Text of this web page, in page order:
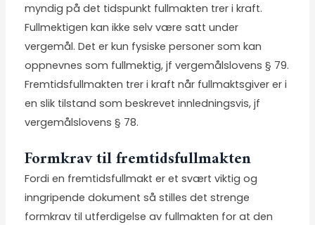
myndig på det tidspunkt fullmakten trer i kraft.
Fullmektigen kan ikke selv være satt under
vergemål. Det er kun fysiske personer som kan
oppnevnes som fullmektig, jf vergemålslovens § 79.
Fremtidsfullmakten trer i kraft når fullmaktsgiver er i
en slik tilstand som beskrevet innledningsvis, jf
vergemålslovens § 78.
Formkrav til fremtidsfullmakten
Fordi en fremtidsfullmakt er et svært viktig og
inngripende dokument så stilles det strenge
formkrav til utferdigelse av fullmakten for at den